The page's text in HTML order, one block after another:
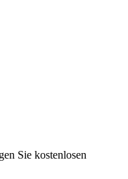
Sie kostenlosen